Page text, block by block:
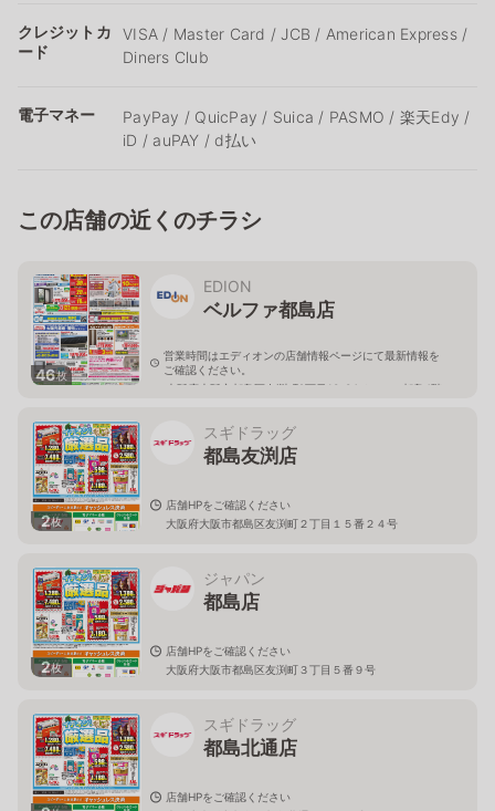
クレジットカ
ード
VISA / Master Card / JCB / American Express /
Diners Club
電子マネー
PayPay / QuicPay / Suica / PASMO / 楽天Edy /
iD / auPAY / d払い
この店舗の近くのチラシ
46枚
EDION
ベルファ都島店
営業時間はエディオンの店舗情報ページにて最新情報を
ご確認ください。
大阪府大阪市都島区友渕町2丁目13-34ベルファ都島4階
2枚
スギドラッグ
都島友渕店
店舗HPをご確認ください
大阪府大阪市都島区友渕町２丁目１５番２４号
2枚
ジャパン
都島店
店舗HPをご確認ください
大阪府大阪市都島区友渕町３丁目５番９号
スギドラッグ
都島北通店
店舗HPをご確認ください